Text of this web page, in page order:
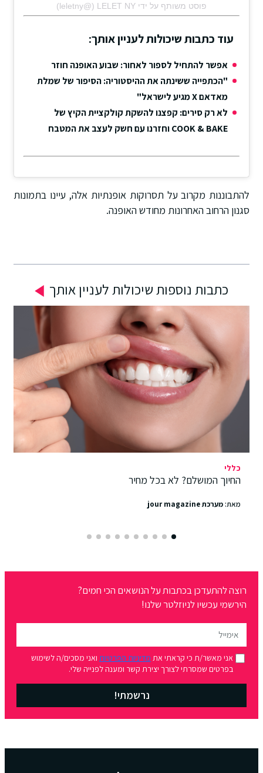
פוסט משותף על ידי ‏‎LELET NY‎‏ (@‏‎leletny‎‏)
עוד כתבות שיכולות לעניין אותך:
אפשר להתחיל לספור לאחור: שבוע האופנה חוזר
"הכתפייה ששינתה את ההיסטוריה: הסיפור של שמלת
מאדאם X מגיע לישראל"
לא רק סירים: קפצנו להשקת קולקציית הקיץ של
COOK & BAKE וחזרנו עם חשק לעצב את המטבח
להתבוננות מקרוב על תסרוקות אופנתיות אלה, עיינו בתמונות
סגנון הרחוב האחרונות מחודש האופנה.
כתבות נוספות שיכולות לעניין אותך
כללי
החיוך המושלם? לא בכל מחיר
מאת:מערכת jour magazine
רוצה להתעדכן בכתבות על הנושאים הכי חמים?
הירשמי עכשיו לניוזלטר שלנו!
אני מאשר/ת כי קראתי את מדיניות הפרטיות ואני מסכים/ה לשימוש
בפרטים שמסרתי לצורך יצירת קשר ומענה לפנייה שלי.
נרשמתי!